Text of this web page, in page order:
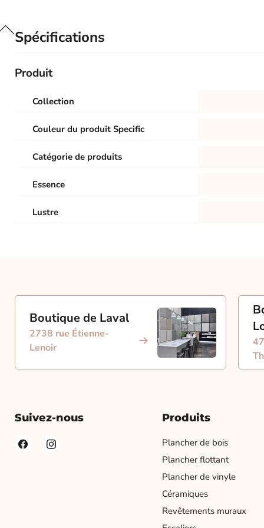
Spécifications
Produit
Collection
Couleur du produit Specific
Catégorie de produits
Essence
Lustre
Boutique de Laval
2738 rue Étienne-
Lenoir
Suivez-nous Produits
Plancher de bois
Plancher flottant
Plancher de vinyle
Céramiques
Revêtements muraux